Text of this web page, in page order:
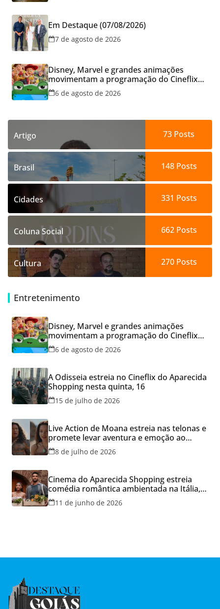
Em Destaque (07/08/2026)
7 de agosto de 2026
Disney, Marvel e grandes animações
movimentam a programação do Cineflix
do Aparecida Shopping
6 de agosto de 2026
Artigo 73 Posts
Brasil 148Posts
Cidades 331 Posts
Coluna Social 662Posts
Cultura 270Posts
Entretenimento
Disney, Marvel e grandes animações
movimentam a programação do Cineflix
do Aparecida Shopping
6 de agosto de 2026
A Odisseia estreia no Cineflix do Aparecida
Shopping nesta quinta, 16
15 de julho de 2026
Live Action de Moana estreia nas telonas e
promete levar aventura e emoção ao
Cineflix do Aparecida Shopping
8 de julho de 2026
Cinema do Aparecida Shopping estreia
comédia romântica ambientada na Itália,
hoje e lança promoção para o Dia dos
Namorados
11 de junho de 2026